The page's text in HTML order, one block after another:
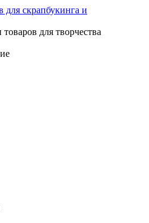
для творчества